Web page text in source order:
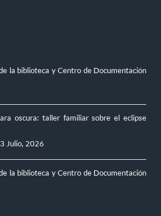
la biblioteca y Centro de Documentación
oscura: taller familiar sobre el eclipse
Julio, 2026
la biblioteca y Centro de Documentación